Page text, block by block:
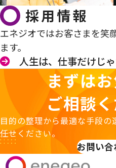
採用情報
エネジオではお客さまを笑
ます。
人生は、仕事だけじゃ
まずは
ご相談く
目的の整理から最適な手段
任せください。
お問い